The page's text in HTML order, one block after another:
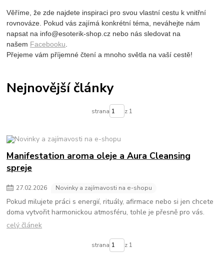
Věříme, že zde najdete inspiraci pro svou vlastní cestu k vnitřní
rovnováze. Pokud vás zajímá konkrétní téma, neváhejte nám
napsat na info@esoterik-shop.cz nebo nás sledovat na
našem Facebooku.
Přejeme vám příjemné čtení a mnoho světla na vaší cestě!
Nejnovější články
strana z 1
Manifestation aroma oleje a Aura Cleansing
spreje
27.02.2026 Novinky a zajímavosti na e-shopu
Pokud milujete práci s energií, rituály, afirmace nebo si jen chcete
doma vytvořit harmonickou atmosféru, tohle je přesně pro vás.
celý článek
strana z 1